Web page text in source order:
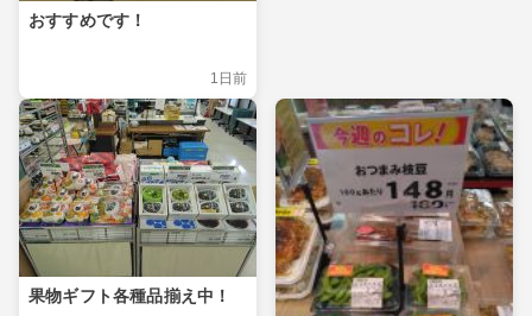
おすすめです！
1日前
果物ギフト各種品揃え中！